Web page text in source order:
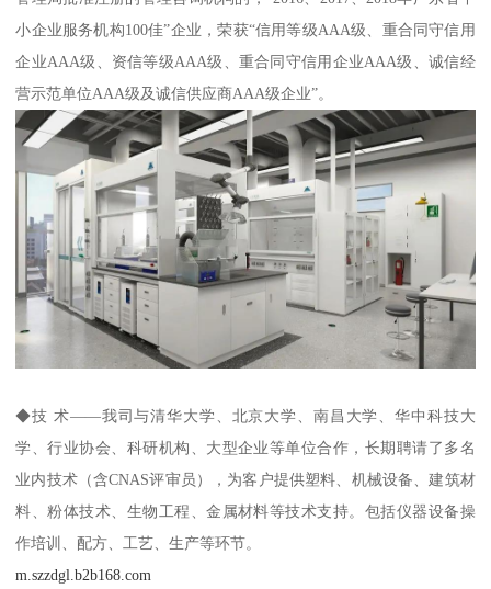
小企业服务机构100佳”企业，荣获“信用等级AAA级、重合同守信用
企业AAA级、资信等级AAA级、重合同守信用企业AAA级、诚信经
营示范单位AAA级及诚信供应商AAA级企业”。
◆技 术——我司与清华大学、北京大学、南昌大学、华中科技大
学、行业协会、科研机构、大型企业等单位合作，长期聘请了多名
业内技术（含CNAS评审员），为客户提供塑料、机械设备、建筑材
料、粉体技术、生物工程、金属材料等技术支持。包括仪器设备操
作培训、配方、工艺、生产等环节。
m.szzdgl.b2b168.com